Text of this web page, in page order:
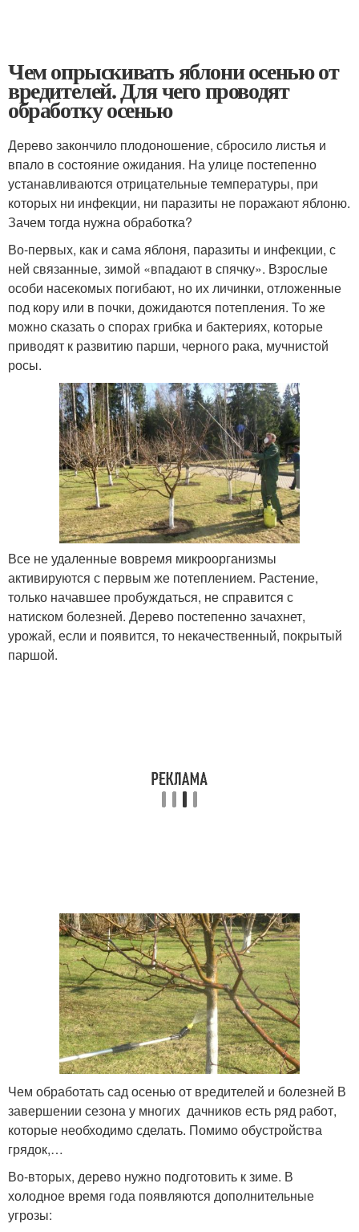
Чем опрыскивать яблони осенью от
вредителей. Для чего проводят
обработку осенью
Дерево закончило плодоношение, сбросило листья и
впало в состояние ожидания. На улице постепенно
устанавливаются отрицательные температуры, при
которых ни инфекции, ни паразиты не поражают яблоню.
Зачем тогда нужна обработка?
Во-первых, как и сама яблоня, паразиты и инфекции, с
ней связанные, зимой «впадают в спячку». Взрослые
особи насекомых погибают, но их личинки, отложенные
под кору или в почки, дожидаются потепления. То же
можно сказать о спорах грибка и бактериях, которые
приводят к развитию парши, черного рака, мучнистой
росы.
Все не удаленные вовремя микроорганизмы
активируются с первым же потеплением. Растение,
только начавшее пробуждаться, не справится с
натиском болезней. Дерево постепенно зачахнет,
урожай, если и появится, то некачественный, покрытый
паршой.
Чем обработать сад осенью от вредителей и болезней В
завершении сезона у многих дачников есть ряд работ,
которые необходимо сделать. Помимо обустройства
грядок,…
Во-вторых, дерево нужно подготовить к зиме. В
холодное время года появляются дополнительные
угрозы: